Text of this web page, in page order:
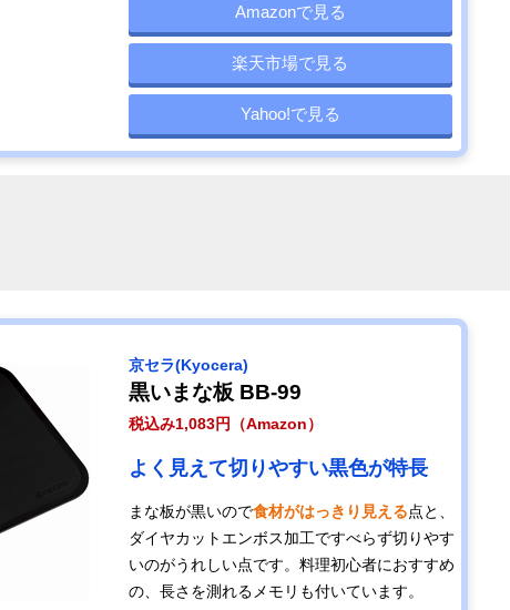
Amazonで見る
楽天市場で見る
Yahoo!で見る
京セラ(Kyocera)
黒いまな板 BB-99
税込み1,083円（Amazon）
よく見えて切りやすい黒色が特長
まな板が黒いので食材がはっきり見える点と、
ダイヤカットエンボス加工ですべらず切りやす
いのがうれしい点です。料理初心者におすすめ
の、長さを測れるメモリも付いています。